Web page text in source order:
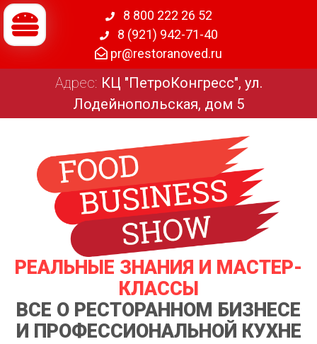
8 800 222 26 52
8 (921) 942-71-40
pr@restoranoved.ru
Адрес: КЦ "ПетроКонгресс", ул.
Лодейнопольская, дом 5
РЕАЛЬНЫЕ ЗНАНИЯ И МАСТЕР-
КЛАССЫ
ВСЕ О РЕСТОРАННОМ БИЗНЕСЕ
И ПРОФЕССИОНАЛЬНОЙ КУХНЕ